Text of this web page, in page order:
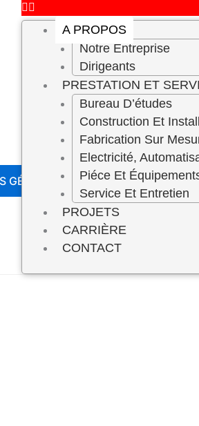
A PROPOS
Notre Entreprise
Dirigeants
PRESTATION ET
Bureau D’études
Construction Et
Fabrication Sur
Electricité,
Piéce Et
Service Et Entretien
PROJETS
CARRIÈRE
CONTACT
GÉRANTS